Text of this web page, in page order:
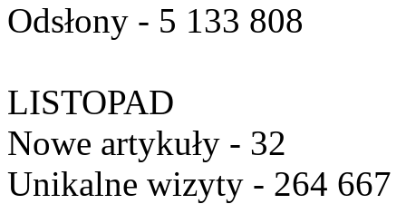
Odsłony - 5 133 808
LISTOPAD
Nowe artykuły - 32
Unikalne wizyty - 264 667